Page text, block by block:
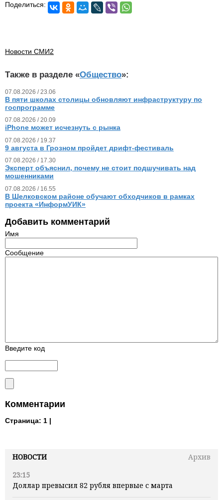
НОВОСТИ
Архив
23:15
Доллар превысил 82 рубля впервые с марта
Поделиться:
Новости СМИ2
Также в разделе «Общество»:
07.08.2026 / 23.06
В пяти школах столицы обновляют инфраструктуру по
госпрограмме
07.08.2026 / 20.09
iPhone может исчезнуть с рынка
07.08.2026 / 19.37
9 августа в Грозном пройдет дрифт-фестиваль
07.08.2026 / 17.30
Эксперт объяснил, почему не стоит подшучивать над
мошенниками
07.08.2026 / 16.55
В Шелковском районе обучают обходчиков в рамках
проекта «ИнформУИК»
Добавить комментарий
Имя
Сообщение
Введите код
Комментарии
Страница: 1 |